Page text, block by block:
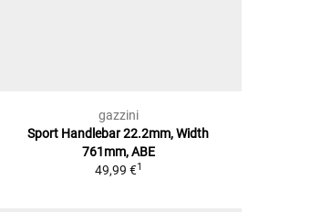
gazzini
Sport Handlebar 22.2mm, Width
761mm, ABE
49,99 €1